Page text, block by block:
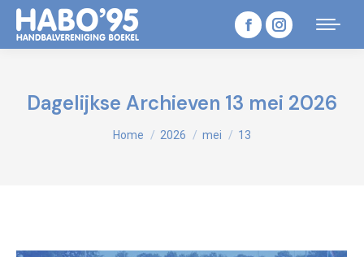
Facebook
opens
new
Instagram
opens
Dagelijkse Archieven 13 mei 2026
Je bent hier:
Home 2026 mei 13